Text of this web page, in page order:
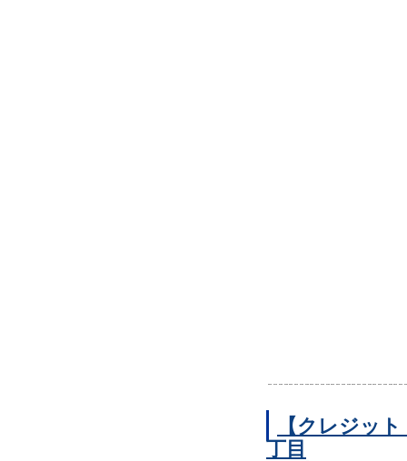
【クレジッ
丁目